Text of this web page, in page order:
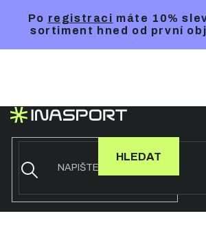
Po registraci máte 10%
sortiment hned od první
HLEDAT